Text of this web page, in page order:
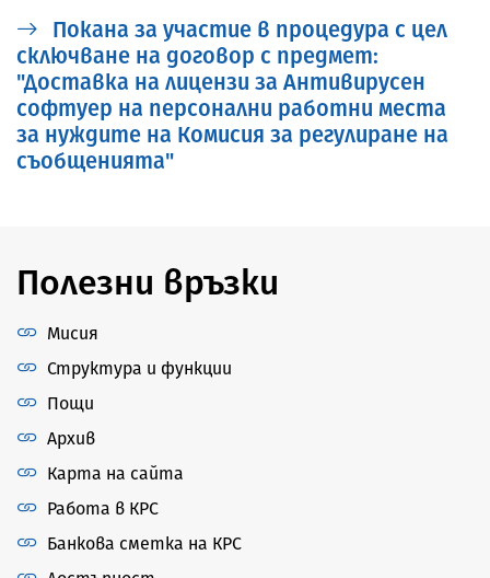
Покана за участие в процедура с цел
сключване на договор с предмет:
"Доставка на лицензи за Антивирусен
софтуер на персонални работни места
за нуждите на Комисия за регулиране на
съобщенията"
Полезни връзки
Мисия
Структура и функции
Пощи
Архив
Карта на сайта
Работа в КРС
Банкова сметка на КРС